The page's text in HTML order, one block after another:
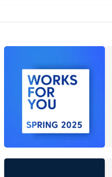
disponible y sin
más